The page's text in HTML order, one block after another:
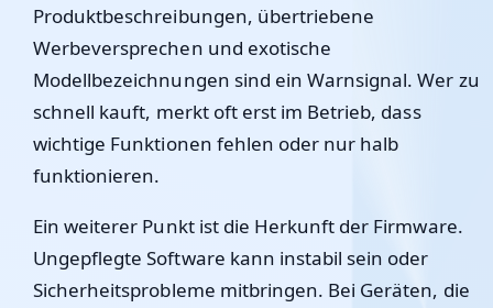
Produktbeschreibungen, übertriebene
Werbeversprechen und exotische
Modellbezeichnungen sind ein Warnsignal. Wer zu
schnell kauft, merkt oft erst im Betrieb, dass
wichtige Funktionen fehlen oder nur halb
funktionieren.
Ein weiterer Punkt ist die Herkunft der Firmware.
Ungepflegte Software kann instabil sein oder
Sicherheitsprobleme mitbringen. Bei Geräten, die